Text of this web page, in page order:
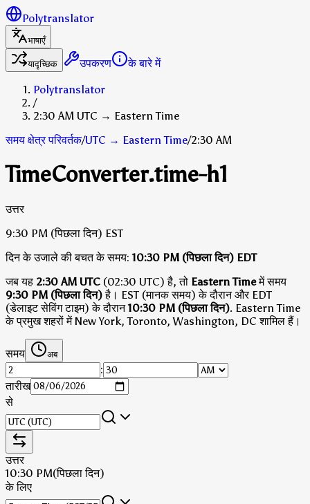
Polytranslator
भाषाएँ
यादृच्छिक
उपकरण
के बारे में
Polytranslator
/
2:30 AM UTC → Eastern Time
समय क्षेत्र परिवर्तक/UTC → Eastern Time/2:30 AM
TimeConverter.time-h1
उत्तर
9:30 PM (पिछला दिन) EST
दिन के उजाले की बचत के समय: 10:30 PM (पिछला दिन) EDT
जब यह 2:30 AM UTC (02:30 UTC) है, तो Eastern Timeमें समय
9:30 PM (पिछला दिन)है। EST (मानक समय) के दौरानऔर EDT
(डेलाइट सेविंग टाइम) के दौरान10:30 PM (पिछला दिन). Eastern Time
के प्रमुख शहरों में New York, Toronto, Washington, DC शामिल हैं।
समय अब
:
तारीख
से
उत्तर
10:30 PM(पिछला दिन)
के लिए